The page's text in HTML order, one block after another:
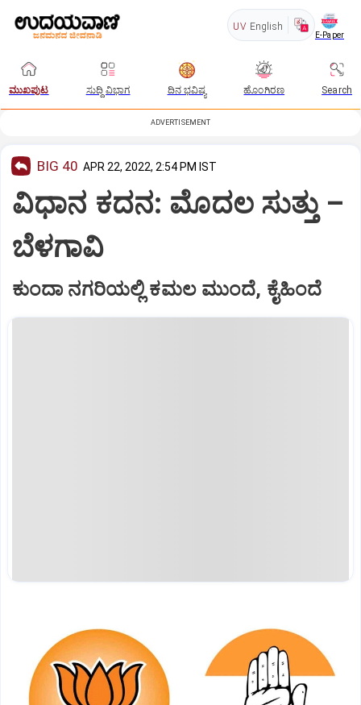
UV English
E-Paper
ಮುಖಪುಟ ಸುದ್ದಿ ವಿಭಾಗ ದಿನ ಭವಿಷ್ಯ ಹೊಂಗಿರಣ Search
ADVERTISEMENT
BIG 40 APR 22, 2022, 2:54 PM IST
ವಿಧಾನ ಕದನ: ಮೊದಲ ಸುತ್ತು –
ಬೆಳಗಾವಿ
ಕುಂದಾ ನಗರಿಯಲ್ಲಿ ಕಮಲ ಮುಂದೆ, ಕೈಹಿಂದೆ